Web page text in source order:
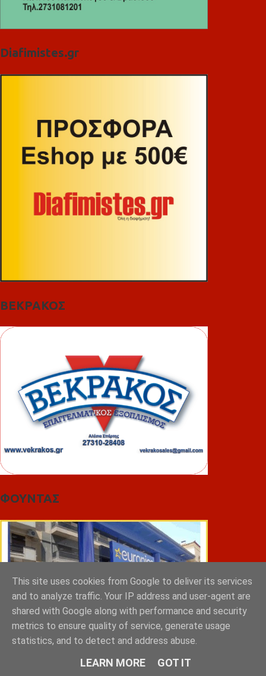
Diafimistes.gr
ΒΕΚΡΑΚΟΣ
ΦΟΥΝΤΑΣ
This site uses cookies from Google to deliver its services
and to analyze traffic. Your IP address and user-agent are
shared with Google along with performance and security
metrics to ensure quality of service, generate usage
statistics, and to detect and address abuse.
LEARN MORE GOT IT